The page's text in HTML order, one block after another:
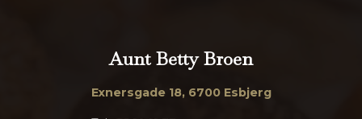
Aunt Betty Broen
Exnersgade 18, 6700 Esbjerg